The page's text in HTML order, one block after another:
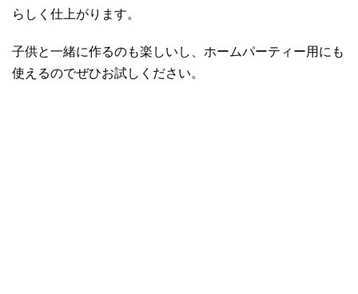
らしく仕上がります。
子供と一緒に作るのも楽しいし、ホームパーティー用にも
使えるのでぜひお試しください。